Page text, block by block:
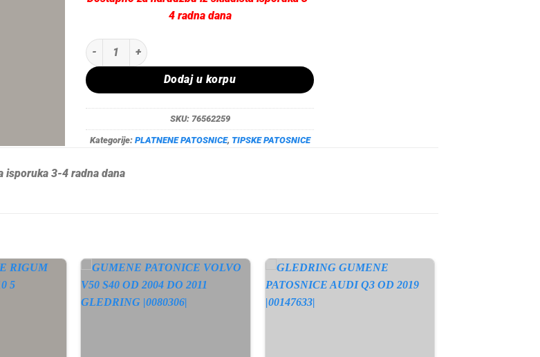
4 radna dana
TEPIH PATOSNICE RIGUM VW TOURAN TURAN OD 2015 količina
Dodaj u korpu
SKU: 76562259
Kategorije: PLATNENE PATOSNICE, TIPSKE PATOSNICE
isporuka 3-4 radna dana